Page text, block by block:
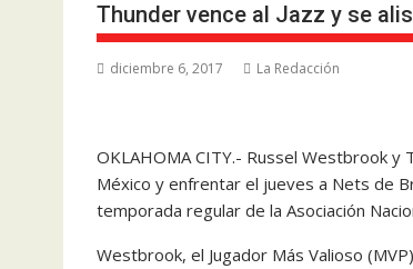
Thunder vence al Jazz y se
diciembre 6, 2017 La Redacción
OKLAHOMA CITY.- Russel Westbrook y
México y enfrentar el jueves a Nets de
temporada regular de la Asociación
Westbrook, el Jugador Más Valioso